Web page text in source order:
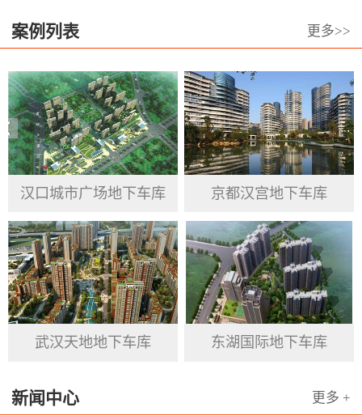
设备和泡沫设计的高科技前沿阵地，
专业从事于居民、企业、政府机关、
公共事业单位的消防产品提供与服
务。澳龙公司坚持信用第一 、高质量
为基准， 重视品德操守、渴求变革突
破、力求绩效最优 ，服务于群众、接
受客户反馈意见，汲取市场经验，跟
业精神。将产品做到精益求精，努力
做到工匠精神，更好的为国家安防、
人民生命及财产安全建起一块坚硬的
基石。
案例列表 更多>>
汉口城市广场地下车库 京都汉宫地下车库
武汉天地地下车库 东湖国际地下车库
新闻中心 更多 +